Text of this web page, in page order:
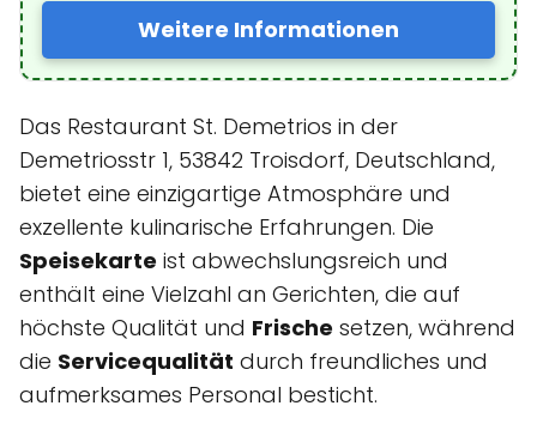
Weitere Informationen
Das Restaurant St. Demetrios in der
Demetriosstr 1, 53842 Troisdorf, Deutschland,
bietet eine einzigartige Atmosphäre und
exzellente kulinarische Erfahrungen. Die
Speisekarte ist abwechslungsreich und
enthält eine Vielzahl an Gerichten, die auf
höchste Qualität und Frische setzen, während
die Servicequalität durch freundliches und
aufmerksames Personal besticht.